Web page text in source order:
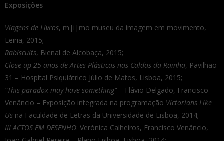
Exposições
Viagens de Livros, m|i|mo museu da imagem em movimento,
Leiria, 2015;
Rabiscuits, Bienal de Alcobaça, 2015;
Close-up 25 anos de Artes Plásticas nas Caldas da Rainha, Pavilhão
31 – Hospital Psiquiátrico Júlio de Matos, Lisboa, 2015;
“This paradox may have something”– Flávio Delgado, Francisco
Venâncio – Exposição integrada na programação Victorians Like
Us na Faculdade de Letras da Universidade de Lisboa, 2014;
III ACTOS EM DESENHO: Verónica Calheiros, Francisco Venâncio,